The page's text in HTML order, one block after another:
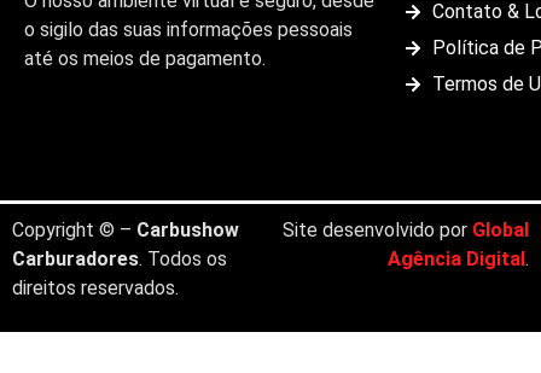
o sigilo das suas informações pessoais
até os meios de pagamento.
Contato &
Política de
Termos de
Copyright © – Carbushow
Carburadores. Todos os
direitos reservados.
Site desenvolvido por Global
Agência Digital.